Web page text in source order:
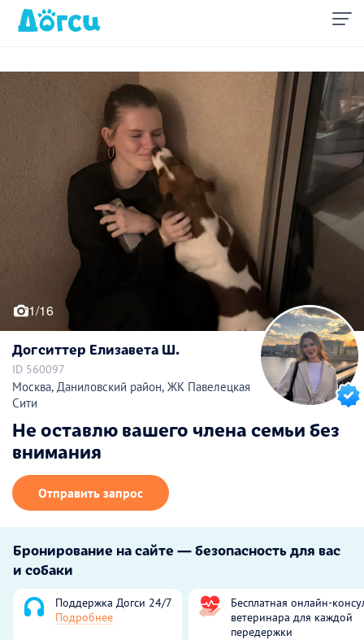
1/16
Догситтер Елизавета Ш.
ID 560097
Москва, Даниловский район, ЖК Павелецкая
Сити
Не оставлю вашего члена семьи без
внимания
Отправить запрос
Бронирование на сайте — безопасность для вас
и собаки
Поддержка Догси 24/7
Подробнее
Бесплатная онлайн-
ветеринара для каждой
передержки